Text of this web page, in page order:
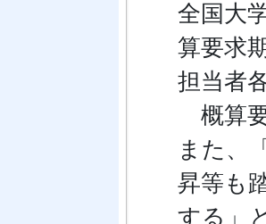
全国大
算要求
担当者
概算
また、
昇等も
する」